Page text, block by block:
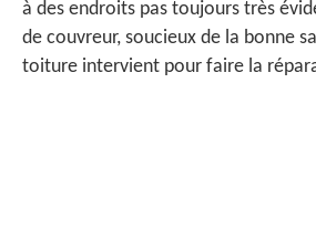
à des endroits pas toujours très
de couvreur, soucieux de la bonne
toiture intervient pour faire la